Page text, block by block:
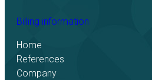
Billing information
Home
References
Company